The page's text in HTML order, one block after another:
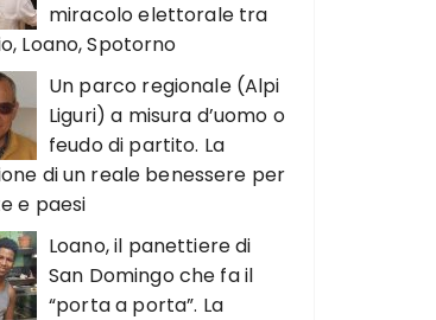
miracolo elettorale tra
Loano, Spotorno
Un parco regionale (Alpi
Liguri) a misura d’uomo o
feudo di partito. La
di un reale benessere per
e paesi
Loano, il panettiere di
San Domingo che fa il
“porta a porta”. La